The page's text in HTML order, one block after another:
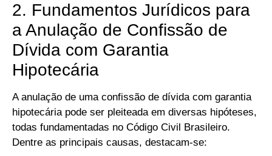
2. Fundamentos Jurídicos para
a Anulação de Confissão de
Dívida com Garantia
Hipotecária
A anulação de uma confissão de dívida com garantia
hipotecária pode ser pleiteada em diversas hipóteses,
todas fundamentadas no Código Civil Brasileiro.
Dentre as principais causas, destacam-se: